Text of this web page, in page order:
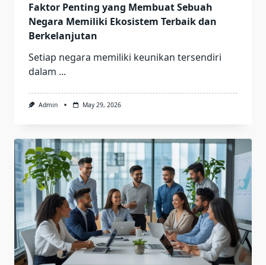
Faktor Penting yang Membuat Sebuah
Negara Memiliki Ekosistem Terbaik dan
Berkelanjutan
Setiap negara memiliki keunikan tersendiri
dalam ...
Admin May 29, 2026